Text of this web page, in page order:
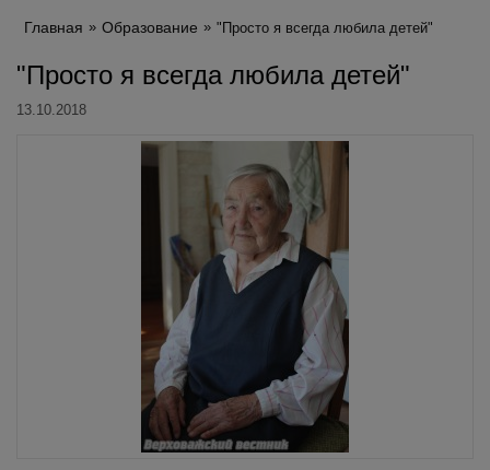
Главная Образование "Просто я всегда любила детей"
"Просто я всегда любила детей"
13.10.2018